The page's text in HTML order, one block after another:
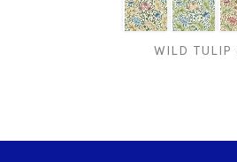
WILD TULIP